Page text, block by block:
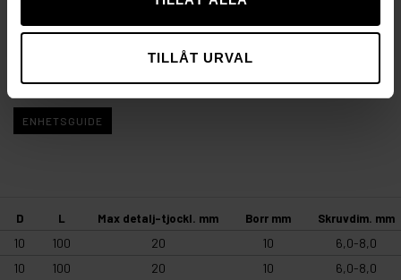
TILLÅT URVAL
i hålet tills kragen ligger dikt an mot fästdetaljen. Skruva
därefter in skruven anpassad till pluggen enligt samma
tabell. Längden på skruven skall vara ca 5 mm längre än
ENHETSGUIDE
D L Max detalj-tjockl. mm Borr mm Skruvdim. mm
10 100 20 10
6,0-8,0
10
100 20 10 6,0-8,0